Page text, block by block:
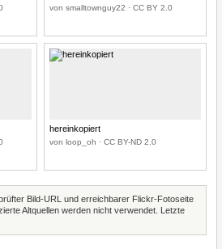
von smalltownguy22 · CC BY 2.0
hereinkopiert
von loop_oh · CC BY-ND 2.0
Bild-URL und erreichbarer Flickr-Fotoseite
Altquellen werden nicht verwendet. Letzte